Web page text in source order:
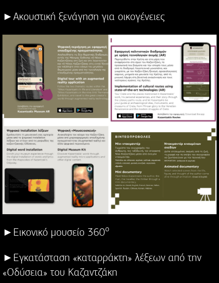
►Ακουστική ξενάγηση για οικογένειες
►Εικονικό μουσείο 360ο
►Εγκατάσταση «καταρράκτη» λέξεων από την
«Οδύσεια» του Καζαντζάκη